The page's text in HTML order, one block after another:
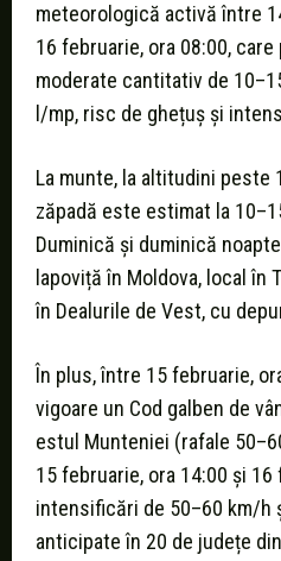
meteorologică activă între
16 februarie, ora 08:00,
moderate cantitativ de
l/mp, risc de ghețuș și
La munte, la altitudini peste
zăpadă este estimat la
Duminică și duminică
lapoviță în Moldova, local în
în Dealurile de Vest, cu
În plus, între 15 februarie,
vigoare un Cod galben de
estul Munteniei (rafale
15 februarie, ora 14:00 și 16
intensificări de 50–60 km/h
anticipate în 20 de județe